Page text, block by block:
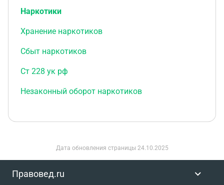
Наркотики
Хранение наркотиков
Сбыт наркотиков
Ст 228 ук рф
Незаконный оборот наркотиков
Дата обновления страницы 24.10.2025
Правовед.ru